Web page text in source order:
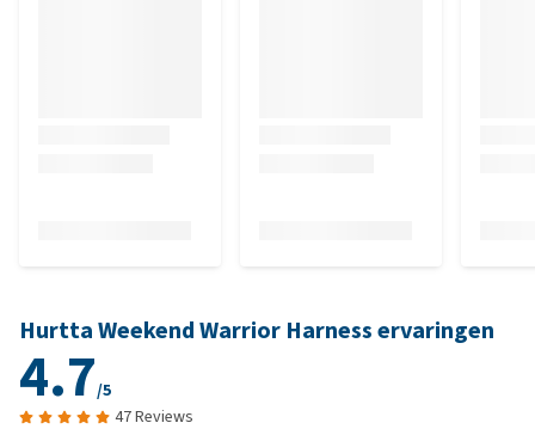
Hurtta Weekend Warrior Harness ervaringen
4.7/5
47 Reviews